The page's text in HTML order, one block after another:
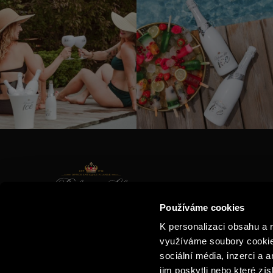
Používáme cookies
K personalizaci obsahu
využíváme soubory
sociální média, inzerci a
jim poskytli nebo které
KLUB MILOVNÍKŮ BUBLINEK
PŘÍBĚH
O NÁS